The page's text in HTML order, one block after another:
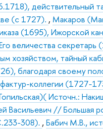
действительный
(с 1727). , Макаров
(1695), Ижорской
величества секретарь
хозяйством, тайный
благодаря своему
коллегии (1727-
Источн.:
Васильевич // Большая
308). ,Бабич М.В.,